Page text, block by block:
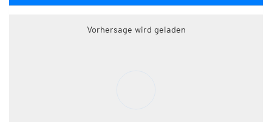
Vorhersage wird geladen